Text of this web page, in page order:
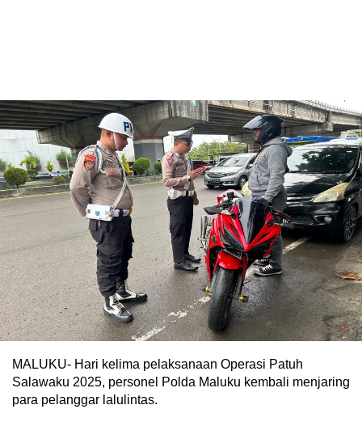
MALUKU- Hari kelima pelaksanaan Operasi Patuh
Salawaku 2025, personel Polda Maluku kembali menjaring
para pelanggar lalulintas.